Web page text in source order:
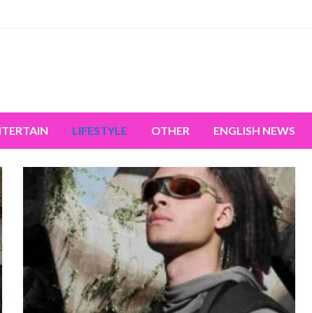
LIFESTYLE OTHER ENGLISH NEWS